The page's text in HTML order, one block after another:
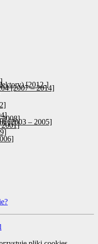
[2012-]
[2007 – 2014]
2008]
[2003 – 2005]
2001]